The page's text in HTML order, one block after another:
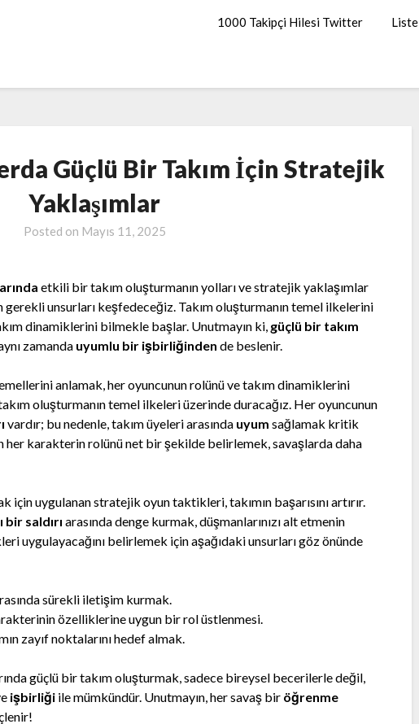
1000 Takipçi Hilesi Twitter Liste
Güçlü Bir Takım İçin Stratejik
Yaklaşımlar
Posted on Mayıs 11, 2025
etkili bir takım oluşturmanın yolları ve stratejik yaklaşımlar
gerekli unsurları keşfedeceğiz. Takım oluşturmanın temel ilkelerini
dinamiklerini bilmekle başlar. Unutmayın ki, güçlü bir takım
zamanda uyumlu bir işbirliğinden de beslenir.
anlamak, her oyuncunun rolünü ve takım dinamiklerini
oluşturmanın temel ilkeleri üzerinde duracağız. Her oyuncunun
vardır; bu nedenle, takım üyeleri arasında uyum sağlamak kritik
her karakterin rolünü net bir şekilde belirlemek, savaşlarda daha
için uygulanan stratejik oyun taktikleri, takımın başarısını artırır.
bir saldırı arasında denge kurmak, düşmanlarınızı alt etmenin
uygulayacağını belirlemek için aşağıdaki unsurları göz önünde
sürekli iletişim kurmak.
özelliklerine uygun bir rol üstlenmesi.
zayıf noktalarını hedef almak.
güçlü bir takım oluşturmak, sadece bireysel becerilerle değil,
işbirliği ile mümkündür. Unutmayın, her savaş bir öğrenme